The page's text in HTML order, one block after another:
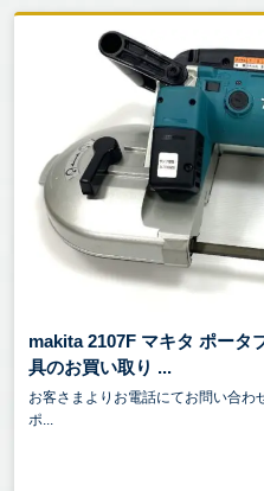
makita 2107F マキタ ポータ
具のお買い取り ...
お客さまよりお電話にてお問い合わ
ポ...